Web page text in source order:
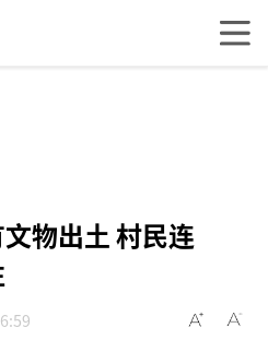
物出土 村民连